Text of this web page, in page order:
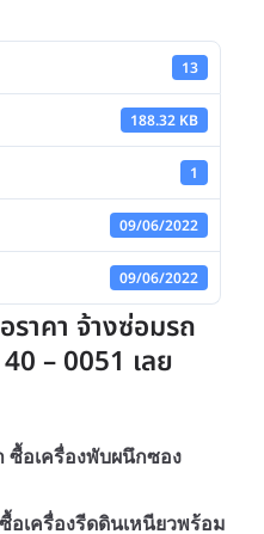
13
188.32 KB
1
09/06/2022
09/06/2022
ราคา จ้างซ่อมรถ
– 0051 เลย
ซื้อเครื่องพับผนึกซอง
อเครื่องรีดดินเหนียวพร้อม